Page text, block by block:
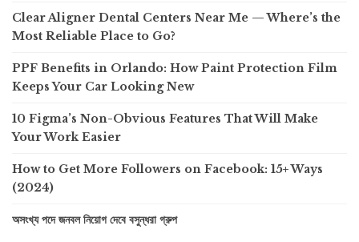
Clear Aligner Dental Centers Near Me — Where’s the
Most Reliable Place to Go?
PPF Benefits in Orlando: How Paint Protection Film
Keeps Your Car Looking New
10 Figma’s Non-Obvious Features That Will Make
Your Work Easier
How to Get More Followers on Facebook: 15+ Ways
(2024)
অসংখ্য পদে জনবল নিয়োগ দেবে বসুন্ধরা গ্রুপ